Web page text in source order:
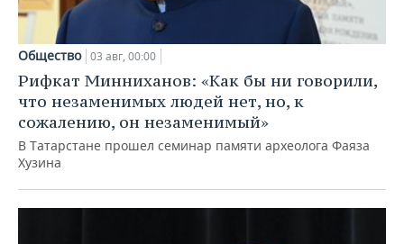
Общество 03 авг, 00:00
Рифкат Минниханов: «Как бы ни говорили,
что незаменимых людей нет, но, к
сожалению, он незаменимый»
В Татарстане прошел семинар памяти археолога Фаяза
Хузина